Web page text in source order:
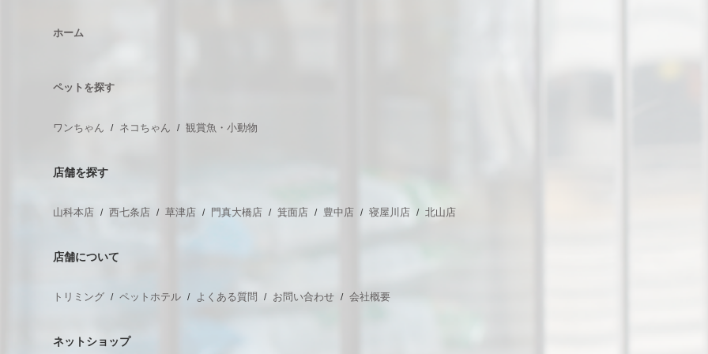
ホーム
ペットを探す
ワンちゃん ネコちゃん 観賞魚・小動物
店舗を探す
山科本店 西七条店 草津店 門真大橋店 箕面店 豊中店 寝屋川店 北山店
店舗について
トリミング ペットホテル よくある質問 お問い合わせ 会社概要
ネットショップ